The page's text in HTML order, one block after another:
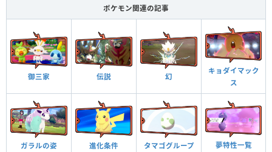
ポケモン関連の記事
御三家 伝説 幻
キョダイマック
ス
ガラルの姿 進化条件 タマゴグループ 夢特性一覧